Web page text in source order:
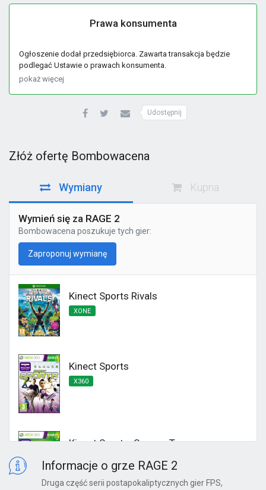
Prawa konsumenta
Ogłoszenie dodał przedsiębiorca. Zawarta transakcja będzie
podlegać Ustawie o prawach konsumenta.
pokaż więcej
Udostępnij
Złóż ofertę Bombowacena
Wymiany Kupna
Wymień się za RAGE 2
Bombowacena poszukuje tych gier:
Zaproponuj wymianę
Kinect Sports Rivals
XONE
Kinect Sports
X360
Kinect Sports: Season Two
Informacje o grze RAGE 2
Druga część serii postapokaliptycznych gier FPS,